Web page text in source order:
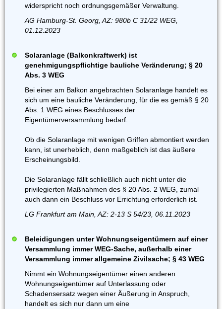
widerspricht noch ordnungsgemäßer Verwaltung.
AG Hamburg-St. Georg, AZ: 980b C 31/22 WEG,
01.12.2023
Solaranlage (Balkonkraftwerk) ist
genehmigungspflichtige bauliche Veränderung; § 20
Abs. 3 WEG
Bei einer am Balkon angebrachten Solaranlage handelt es
sich um eine bauliche Veränderung, für die es gemäß § 20
Abs. 1 WEG eines Beschlusses der
Eigentümerversammlung bedarf.
Ob die Solaranlage mit wenigen Griffen abmontiert werden
kann, ist unerheblich, denn maßgeblich ist das äußere
Erscheinungsbild.
Die Solaranlage fällt schließlich auch nicht unter die
privilegierten Maßnahmen des § 20 Abs. 2 WEG, zumal
auch dann ein Beschluss vor Errichtung erforderlich ist.
LG Frankfurt am Main, AZ: 2-13 S 54/23, 06.11.2023
Beleidigungen unter Wohnungseigentümern auf einer
Versammlung immer WEG-Sache, außerhalb einer
Versammlung immer allgemeine Zivilsache; § 43 WEG
Nimmt ein Wohnungseigentümer einen anderen
Wohnungseigentümer auf Unterlassung oder
Schadensersatz wegen einer Äußerung in Anspruch,
handelt es sich nur dann um eine